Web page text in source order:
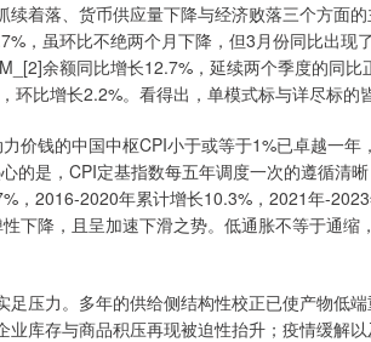
着落、货币供应量下降与经济败落三个方面
，虽环比不绝两个月下降，但3月份同比出现
余额同比增长12.7%，延续两个季度的同比
比增长2.2%。看得出，单模式标与详尽标的
价钱的中国中枢CPI小于或等于1%已卓越一年
的是，CPI定基指数每五年调度一次的遵循清
，2016-2020年累计增长10.3%，2021年-
下降，且呈加速下滑之势。低通胀不等于通缩
压力。多年的供给侧结构性校正已使产物低
库存与商品积压再现被迫性抬升；疫情缓解